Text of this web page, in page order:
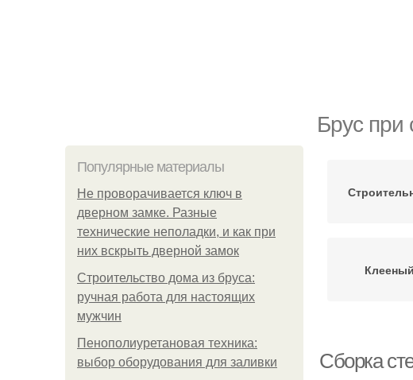
Брус при
Популярные материалы
Не проворачивается ключ в
дверном замке. Разные
технические неполадки, и как при
них вскрыть дверной замок
Строительство дома из бруса:
ручная работа для настоящих
мужчин
Пенополиуретановая техника:
выбор оборудования для заливки
Сборка